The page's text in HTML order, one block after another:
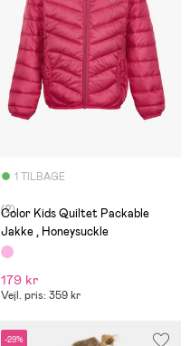
1 TILBAGE
(2)
Color Kids Quiltet Packable
Jakke , Honeysuckle
179 kr
Vejl. pris: 359 kr
-29%